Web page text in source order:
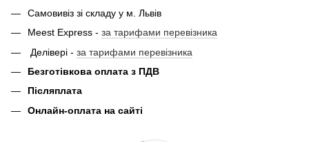
Самовивіз зі складу у м. Львів
Meest Express - за тарифами перевізника
Делівері - за тарифами перевізника
Безготівкова оплата з ПДВ
Післяплата
Онлайн-оплата на сайті